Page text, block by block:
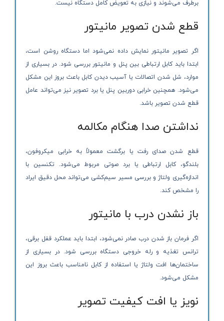
برطرف می‌شوند و نیازی به تعویض کامل دستگاه نیست.
قطع شدن تصویر مانیتور
اگر تصویر مانیتور نمایش داده نمی‌شود اما دستگاه روشن است،
ابتدا باید کابل ارتباطی بین پنل و مانیتور بررسی شود. در بسیاری از
موارد، شل شدن اتصالات یا آسیب دیدن کابل باعث بروز این مشکل
می‌شود. همچنین خرابی دوربین پنل یا برد تصویر نیز می‌تواند عامل
قطع شدن تصویر باشد.
نداشتن صدا هنگام مکالمه
قطع شدن صدای رفت یا برگشت معمولاً به خرابی میکروفون،
بلندگو، کابل ارتباطی یا برد صوتی مربوط می‌شود. تکنسین با
اندازه‌گیری ولتاژ و بررسی مسیر سیم‌کشی می‌تواند محل دقیق ایراد
را مشخص کند.
باز نشدن درب با مانیتور
اگر فرمان باز شدن درب صادر نمی‌شود، ابتدا باید عملکرد قفل برقی،
ترانس تغذیه و رله خروجی دستگاه بررسی شود. در بسیاری از
ساختمان‌ها افت ولتاژ یا استفاده از کابل نامناسب باعث بروز این
مشکل می‌شود.
نویز یا افت کیفیت تصویر